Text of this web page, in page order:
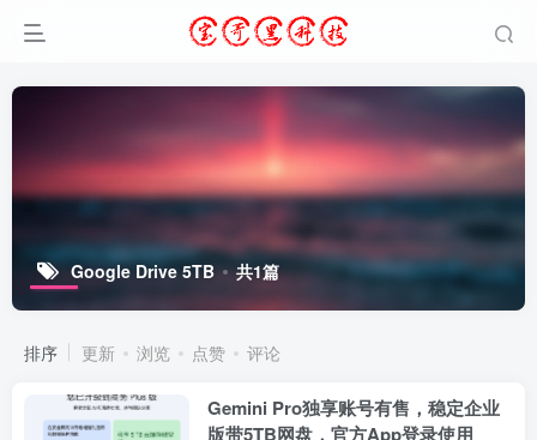
Google Drive 5TB 共1篇
排序 更新 浏览 点赞 评论
Gemini Pro独享账号有售，稳定企业
版带5TB网盘，官方App登录使用